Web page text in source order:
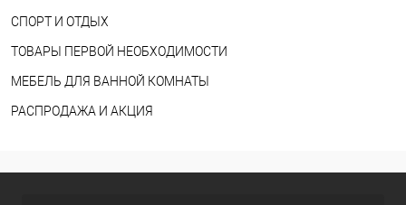
СПОРТ И ОТДЫХ
ТОВАРЫ ПЕРВОЙ НЕОБХОДИМОСТИ
МЕБЕЛЬ ДЛЯ ВАННОЙ КОМНАТЫ
РАСПРОДАЖА И АКЦИЯ